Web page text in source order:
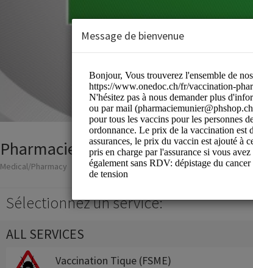
Pharmacie Munier SA
Medical/Pharmacy
Sélectionnez un service:
ALL SERVICES
Vaccination Tique (FSME)
Message de bienvenue